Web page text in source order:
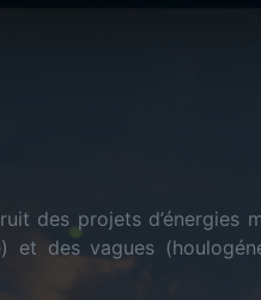
des projets d’énergies
et des vagues